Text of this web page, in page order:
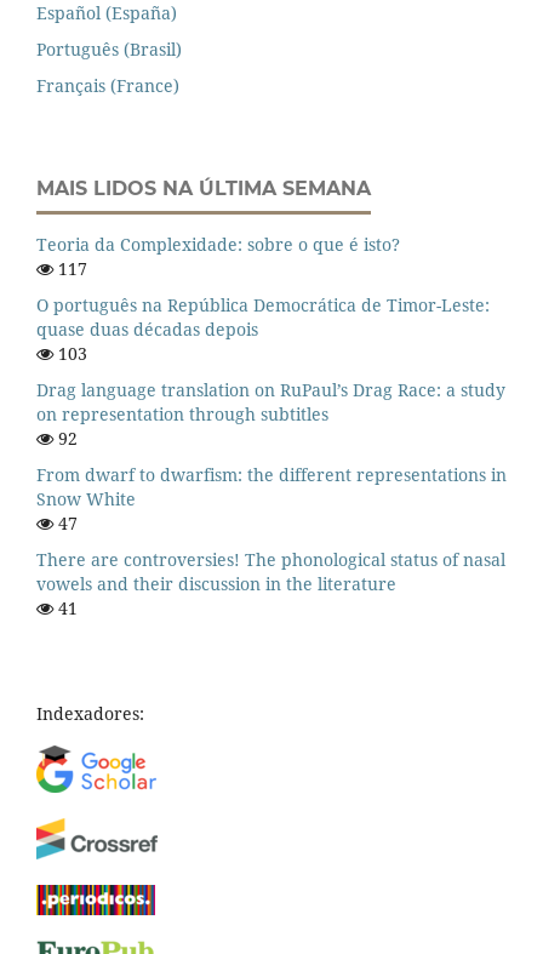
Español (España)
Português (Brasil)
Français (France)
MAIS LIDOS NA ÚLTIMA SEMANA
Teoria da Complexidade: sobre o que é isto?
117
O português na República Democrática de Timor-Leste:
quase duas décadas depois
103
Drag language translation on RuPaul’s Drag Race: a study
on representation through subtitles
92
From dwarf to dwarfism: the different representations in
Snow White
47
There are controversies! The phonological status of nasal
vowels and their discussion in the literature
41
Indexadores: